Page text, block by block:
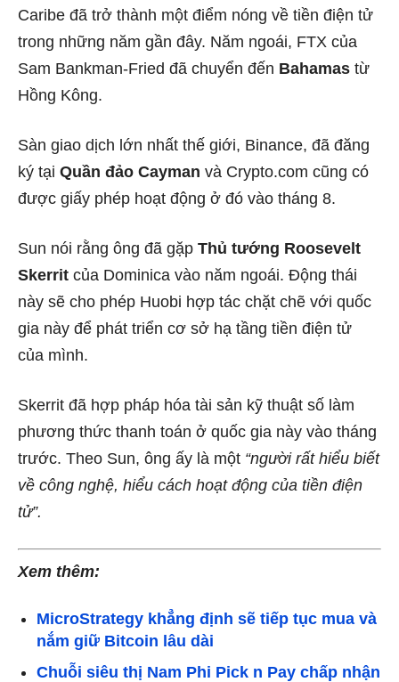
Caribe đã trở thành một điểm nóng về tiền điện tử
trong những năm gần đây. Năm ngoái, FTX của
Sam Bankman-Fried đã chuyển đến Bahamas từ
Hồng Kông.
Sàn giao dịch lớn nhất thế giới, Binance, đã đăng
ký tại Quần đảo Cayman và Crypto.com cũng có
được giấy phép hoạt động ở đó vào tháng 8.
Sun nói rằng ông đã gặp Thủ tướng Roosevelt
Skerrit của Dominica vào năm ngoái. Động thái
này sẽ cho phép Huobi hợp tác chặt chẽ với quốc
gia này để phát triển cơ sở hạ tầng tiền điện tử
của mình.
Skerrit đã hợp pháp hóa tài sản kỹ thuật số làm
phương thức thanh toán ở quốc gia này vào tháng
trước. Theo Sun, ông ấy là một “người rất hiểu biết
về công nghệ, hiểu cách hoạt động của tiền điện
tử”.
Xem thêm:
MicroStrategy khẳng định sẽ tiếp tục mua và
nắm giữ Bitcoin lâu dài
Chuỗi siêu thị Nam Phi Pick n Pay chấp nhận